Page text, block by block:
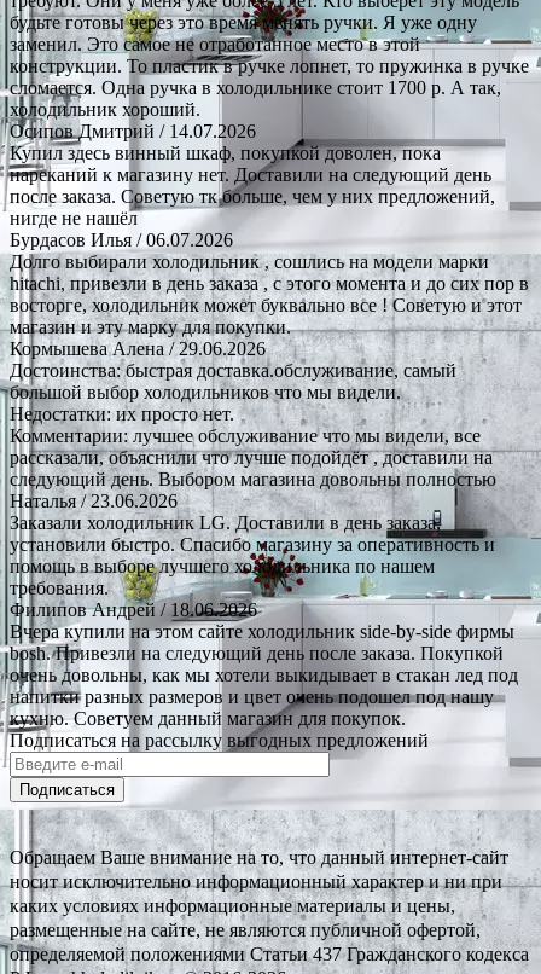
будьте готовы через это время менять ручки. Я уже одну
заменил. Это самое не отработанное место в этой
конструкции. То пластик в ручке лопнет, то пружинка в ручке
сломается. Одна ручка в холодильнике стоит 1700 р. А так,
холодильник хороший.
Осипов Дмитрий / 14.07.2026
Купил здесь винный шкаф, покупкой доволен, пока
нареканий к магазину нет. Доставили на следующий день
после заказа. Советую тк больше, чем у них предложений,
нигде не нашёл
Бурдасов Илья / 06.07.2026
Долго выбирали холодильник , сошлись на модели марки
hitachi, привезли в день заказа , с этого момента и до сих пор в
восторге, холодильник может буквально все ! Советую и этот
магазин и эту марку для покупки.
Кормышева Алена / 29.06.2026
Достоинства: быстрая доставка.обслуживание, самый
большой выбор холодильников что мы видели.
Недостатки: их просто нет.
Комментарии: лучшее обслуживание что мы видели, все
рассказали, объяснили что лучше подойдёт , доставили на
следующий день. Выбором магазина довольны полностью
Наталья / 23.06.2026
Заказали холодильник LG. Доставили в день заказа,
установили быстро. Спасибо магазину за оперативность и
помощь в выборе лучшего холодильника по нашем
требования.
Филипов Андрей / 18.06.2026
Вчера купили на этом сайте холодильник side-by-side фирмы
bosh. Привезли на следующий день после заказа. Покупкой
очень довольны, как мы хотели выкидывает в стакан лед под
напитки разных размеров и цвет очень подошел под нашу
кухню. Советуем данный магазин для покупок.
Подписаться на рассылку выгодных предложений
Подписаться
Обращаем Ваше внимание на то, что данный интернет-сайт
носит исключительно информационный характер и ни при
каких условиях информационные материалы и цены,
размещенные на сайте, не являются публичной офертой,
определяемой положениями Статьи 437 Гражданского кодекса